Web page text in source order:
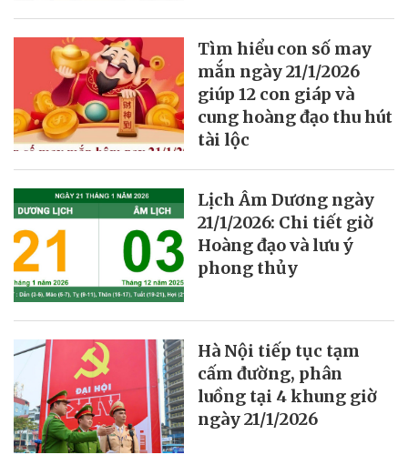
Tìm hiểu con số may
mắn ngày 21/1/2026
giúp 12 con giáp và
cung hoàng đạo thu hút
tài lộc
Lịch Âm Dương ngày
21/1/2026: Chi tiết giờ
Hoàng đạo và lưu ý
phong thủy
Hà Nội tiếp tục tạm
cấm đường, phân
luồng tại 4 khung giờ
ngày 21/1/2026